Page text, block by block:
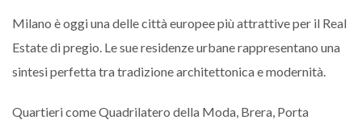
Milano è oggi una delle città europee più attrattive per il Real
Estate di pregio. Le sue residenze urbane rappresentano una
sintesi perfetta tra tradizione architettonica e modernità.
Quartieri come Quadrilatero della Moda, Brera, Porta